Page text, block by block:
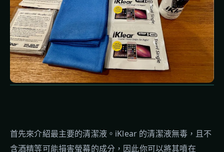
首先來介紹最主要的清潔液。iKlear 的清潔液無毒，且不
含酒精等可能損害螢幕的成分，因此你可以將其噴在